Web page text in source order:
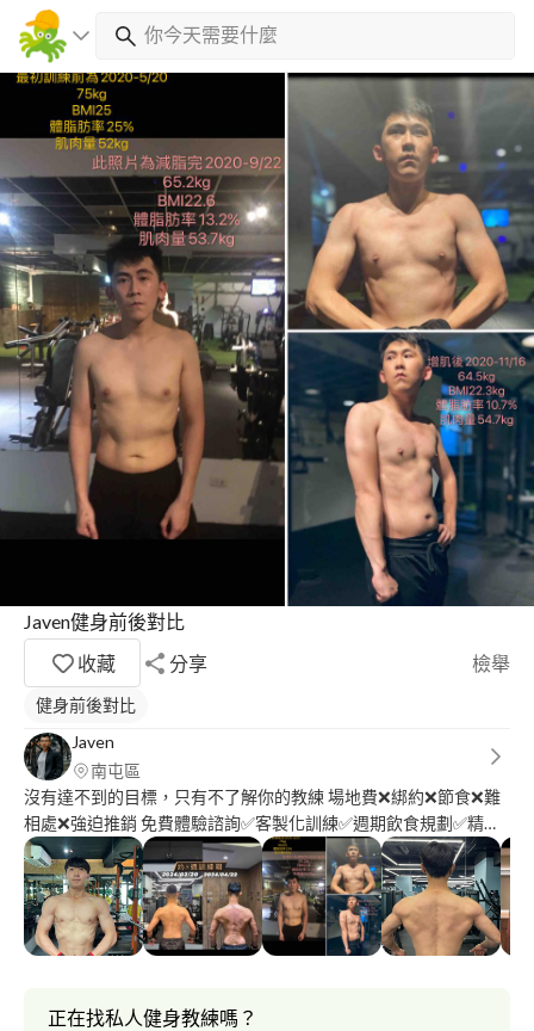
Javen健身前後對比
收藏
分享 檢舉
健身前後對比
Javen
南屯區
沒有達不到的目標，只有不了解你的教練 場地費❌綁約❌節食❌難
相處❌強迫推銷 免費體驗諮詢✅客製化訓練✅週期飲食規劃✅精準
訓練動作 ✅免費停車場✅彈性約課✅ 達到你預期中的成效是我的專
業，超出你的預期是我的價值。 找到合適的訓練方式及飲食習慣
才是必修的課題，請你相信我是你的避雷針。 服務專項：體態雕
朔/體重精準控制/增肌減脂/預防生活傷害/客製運動規劃
◾️◽️◾️◽️◾️◽️◾️◽️◾️◽️◾️◽️◾️◽️◾️ 不論你身處在生命的哪個階段，我們都有著共同
態的成長改變只是在基本不過了，真正更有價值的是自身的心態、
正在找私人健身教練嗎？